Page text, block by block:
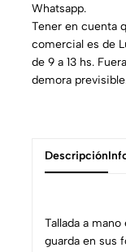
Whatsapp.
Tener en cuenta
comercial es de
de 9 a 13 hs.
demora
Descripción
Tallada a
guarda en sus